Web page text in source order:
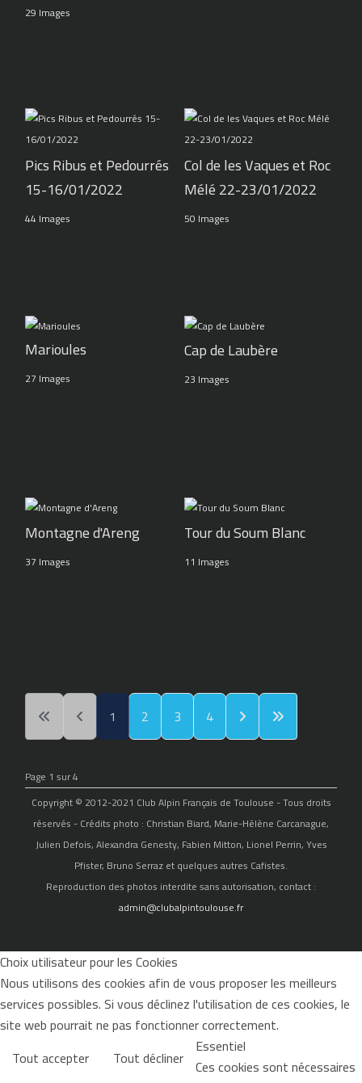
29 Images
Pics Ribus et Pedourrés
15-16/01/2022
44 Images
Col de les Vaques et Roc
Mélé 22-23/01/2022
50 Images
Marioules
27 Images
Cap de Laubère
23 Images
Montagne d'Areng
37 Images
Tour du Soum Blanc
11 Images
1 2 3 4
Page 1 sur 4
Copyright © 2012-2021 Club Alpin Français de Toulouse - Tous droits
réservés - Crédits photo : Christian Biard, Marie-Hélène Carcanague,
Julien Defois, Alexandra Genesty, Fabien Mitton, Lionel Perrin, Yves
Pfister, Bruno Serraz et quelques autres Cafistes.
Reproduction des photos interdite sans autorisation, contact :
admin@clubalpintoulouse.fr
Choix utilisateur pour les Cookies
Nous utilisons des cookies afin de vous proposer les meilleurs
services possibles. Si vous déclinez l'utilisation de ces cookies, le
site web pourrait ne pas fonctionner correctement.
Tout accepter
Tout décliner Essentiel
Ces cookies sont nécessaires